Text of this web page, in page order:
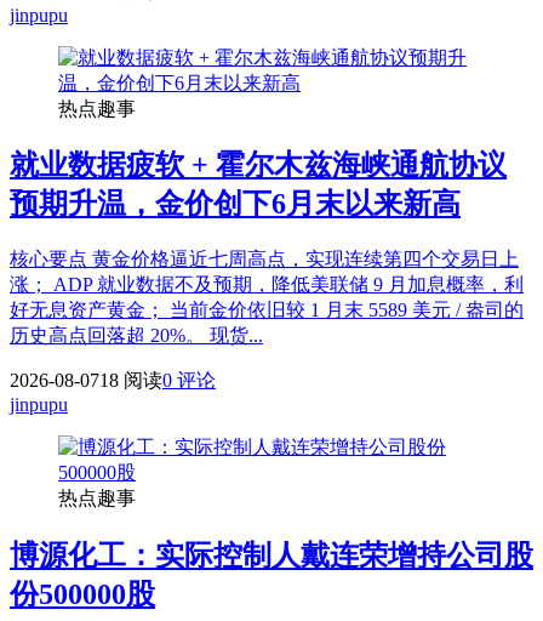
jinpupu
热点趣事
就业数据疲软 + 霍尔木兹海峡通航协议
预期升温，金价创下6月末以来新高
核心要点 黄金价格逼近七周高点，实现连续第四个交易日上
涨； ADP 就业数据不及预期，降低美联储 9 月加息概率，利
好无息资产黄金； 当前金价依旧较 1 月末 5589 美元 / 盎司的
历史高点回落超 20%。 现货...
2026-08-0718 阅读0 评论
jinpupu
热点趣事
博源化工：实际控制人戴连荣增持公司股
份500000股